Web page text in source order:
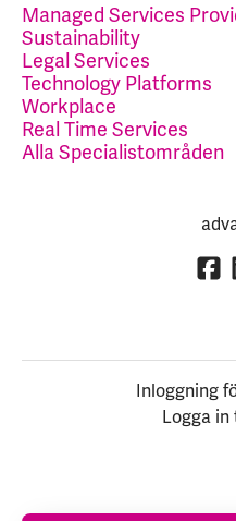
Managed Services
Sustainability
Legal Services
Technology Platforms
Workplace
Real Time Services
Alla Specialistområden
Inloggning
Logga